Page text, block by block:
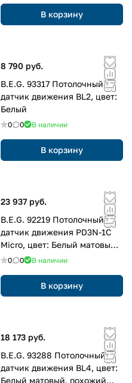
В корзину
8 790 руб.
B.E.G. 93317 Потолочный
датчик движения BL2, цвет:
Белый
0 0 В наличии
В корзину
23 937 руб.
B.E.G. 92219 Потолочный
датчик движения PD3N-1C
Micro, цвет: Белый матовый,
похожий RAL9010
0 0 В наличии
В корзину
18 173 руб.
B.E.G. 93288 Потолочный
датчик движения BL4, цвет:
Белый матовый, похожий